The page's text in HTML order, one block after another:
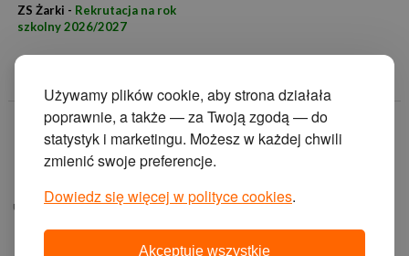
Używamy plików cookie, aby strona działała
poprawnie, a także — za Twoją zgodą — do
statystyk i marketingu. Możesz w każdej chwili
zmienić swoje preferencje.
Dowiedz się więcej w polityce cookies.
Akceptuję wszystkie
ZS Żarki - Rekrutacja na rok
szkolny 2026/2027
© 2014 Zakład
Doskonalenia
Zawodowego w
ul. Krasińskiego 2, 40-